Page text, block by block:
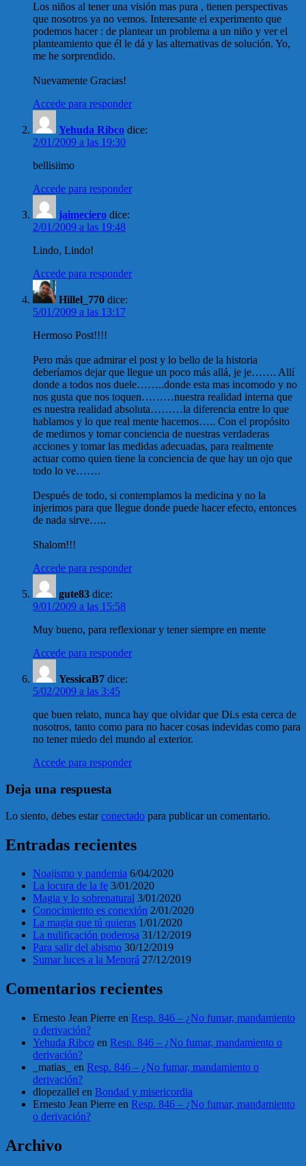
Los niños al tener una visión mas pura , tienen perspectivas
que nosotros ya no vemos. Interesante el experimento que
podemos hacer : de plantear un problema a un niño y ver el
planteamiento que él le dá y las alternativas de solución. Yo,
me he sorprendido.
Nuevamente Gracias!
Accede para responder
Yehuda Ribco dice:
2/01/2009 a las 19:30
bellisiimo
Accede para responder
jaimeciero dice:
2/01/2009 a las 19:48
Lindo, Lindo!
Accede para responder
Hillel_770 dice:
5/01/2009 a las 13:17
Hermoso Post!!!!
Pero más que admirar el post y lo bello de la historia
deberíamos dejar que llegue un poco más allá, je je……. Allí
donde a todos nos duele……..donde esta mas incomodo y no
nos gusta que nos toquen………nuestra realidad interna que
es nuestra realidad absoluta………la diferencia entre lo que
hablamos y lo que real mente hacemos….. Con el propósito
de medirnos y tomar conciencia de nuestras verdaderas
acciones y tomar las medidas adecuadas, para realmente
actuar como quien tiene la conciencia de que hay un ojo que
todo lo ve…….
Después de todo, si contemplamos la medicina y no la
injerimos para que llegue donde puede hacer efecto, entonces
de nada sirve…..
Shalom!!!
Accede para responder
gute83 dice:
9/01/2009 a las 15:58
Muy bueno, para reflexionar y tener siempre en mente
Accede para responder
YessicaB7 dice:
5/02/2009 a las 3:45
que buen relato, nunca hay que olvidar que Di.s esta cerca de
nosotros, tanto como para no hacer cosas indevidas como para
no tener miedo del mundo al exterior.
Accede para responder
Deja una respuesta
Lo siento, debes estarconectado para publicar un comentario.
Entradas recientes
Noajismo y pandemia 6/04/2020
La locura de la fe 3/01/2020
Magia y lo sobrenatural 3/01/2020
Conocimiento es conexión 2/01/2020
La magia que tú quieras 1/01/2020
La nulificación poderosa 31/12/2019
Para salir del abismo 30/12/2019
Sumar luces a la Menorá 27/12/2019
Comentarios recientes
Ernesto Jean Pierre en Resp. 846 – ¿No fumar, mandamiento
o derivación?
Yehuda Ribco en Resp. 846 – ¿No fumar, mandamiento o
derivación?
_matias_
en Resp. 846 – ¿No fumar, mandamiento o
derivación?
dlopezallel en Bondad y misericordia
Ernesto Jean Pierre en Resp. 846 – ¿No fumar, mandamiento
o derivación?
Archivo